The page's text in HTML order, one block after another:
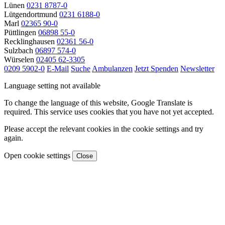
Lünen 0231 8787-0
Lütgendortmund 0231 6188-0
Marl 02365 90-0
Püttlingen 06898 55-0
Recklinghausen 02361 56-0
Sulzbach 06897 574-0
Würselen 02405 62-3305
0209 5902-0 E-Mail Suche Ambulanzen Jetzt Spenden Newsletter
Language setting not available
To change the language of this website, Google Translate is
required. This service uses cookies that you have not yet accepted.
Please accept the relevant cookies in the cookie settings and try
again.
Open cookie settings Close